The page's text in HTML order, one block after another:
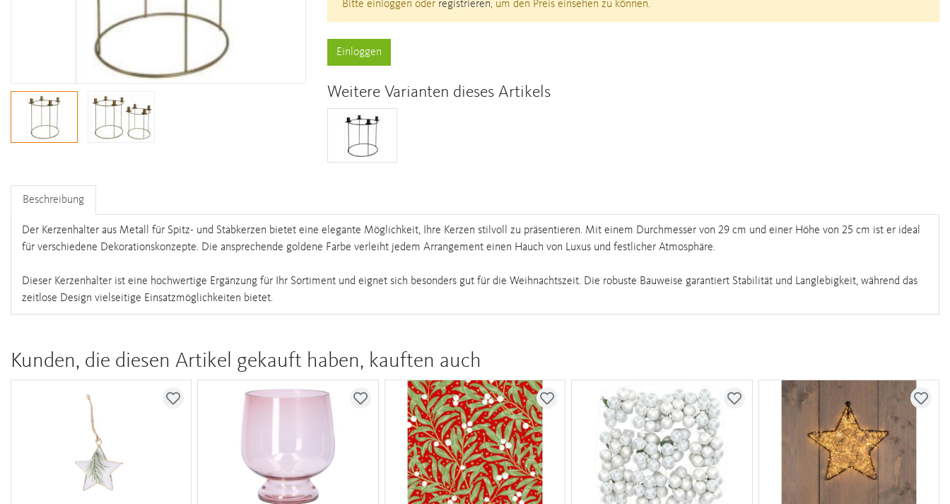
Bitte einloggen oder registrieren, um den Preis einsehen zu können.
Einloggen
Weitere Varianten dieses Artikels
Beschreibung
Der Kerzenhalter aus Metall für Spitz- und Stabkerzen bietet eine elegante Möglichkeit, Ihre Kerzen stilvoll zu präsentieren. Mit einem Durchmesser von 29 cm und einer Höhe von 25 cm ist er ideal
für verschiedene Dekorationskonzepte. Die ansprechende goldene Farbe verleiht jedem Arrangement einen Hauch von Luxus und festlicher Atmosphäre.
Dieser Kerzenhalter ist eine hochwertige Ergänzung für Ihr Sortiment und eignet sich besonders gut für die Weihnachtszeit. Die robuste Bauweise garantiert Stabilität und Langlebigkeit, während das
zeitlose Design vielseitige Einsatzmöglichkeiten bietet.
Kunden, die diesen Artikel gekauft haben, kauften auch